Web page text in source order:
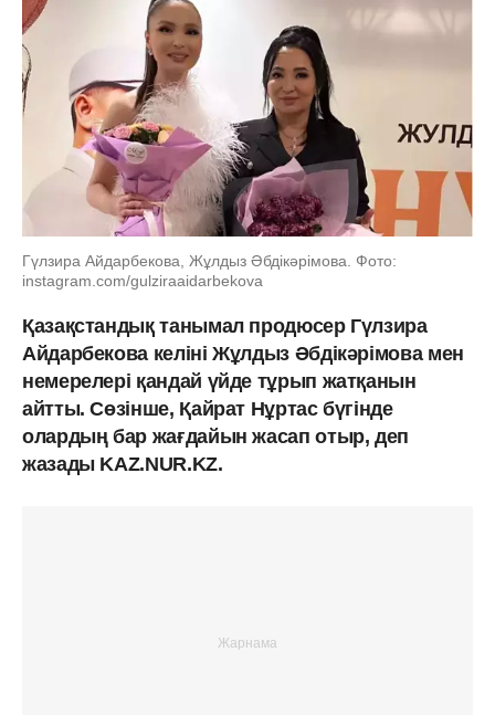
Гүлзира Айдарбекова, Жұлдыз Әбдікәрімова. Фото:
instagram.com/gulziraaidarbekova
Қазақстандық танымал продюсер Гүлзира
Айдарбекова келіні Жұлдыз Әбдікәрімова мен
немерелері қандай үйде тұрып жатқанын
айтты. Сөзінше, Қайрат Нұртас бүгінде
олардың бар жағдайын жасап отыр, деп
жазады KAZ.NUR.KZ.